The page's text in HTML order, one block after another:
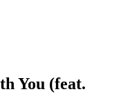
You (feat.